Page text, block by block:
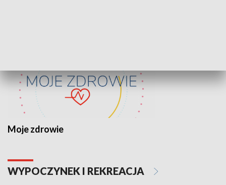
Moje zdrowie
WYPOCZYNEK I REKREACJA